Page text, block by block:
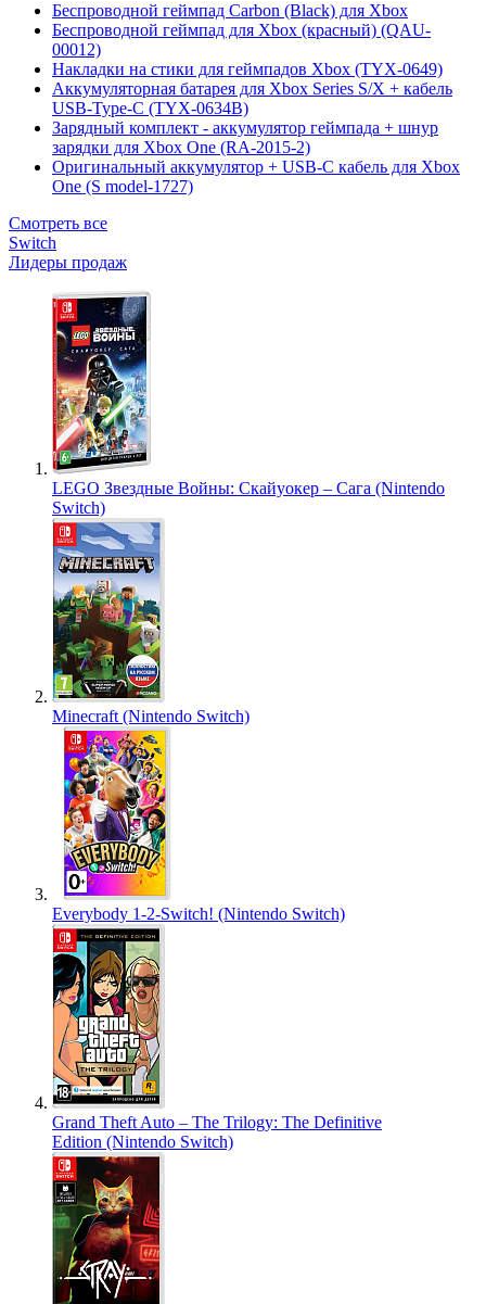
Беспроводной геймпад Carbon (Black) для Xbox
Беспроводной геймпад для Xbox (красный) (QAU-
00012)
Накладки на стики для геймпадов Xbox (TYX-0649)
Аккумуляторная батарея для Xbox Series S/X + кабель
USB-Type-C (TYX-0634B)
Зарядный комплект - аккумулятор геймпада + шнур
зарядки для Xbox One (RA-2015-2)
Оригинальный аккумулятор + USB-C кабель для Xbox
One (S model-1727)
Смотреть все
Switch
Лидеры продаж
LEGO Звездные Войны: Скайуокер – Сага (Nintendo
Switch)
Minecraft (Nintendo Switch)
Everybody 1-2-Switch! (Nintendo Switch)
Grand Theft Auto – The Trilogy: The Definitive
Edition (Nintendo Switch)